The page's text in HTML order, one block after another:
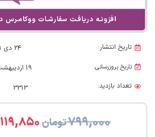
تاریخ انتشار: 24 دی 1401
تاریخ بروزرسانی:
19 اردیبهشت 1405
تعداد بازدید:
3313
۷۹۹,۰۰۰تومان۱۱۹,۸۵۰